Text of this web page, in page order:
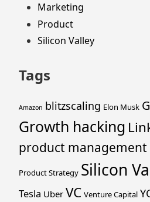
Marketing
Product
Silicon Valley
Tags
Amazon blitzscaling Elon Musk
Growth hacking
product management
Product Strategy Silicon
Tesla Uber VC Venture Capital